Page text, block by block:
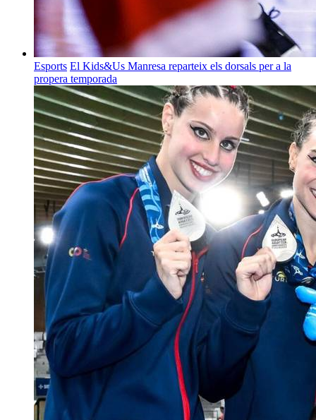
Esports El Kids&Us Manresa reparteix els dorsals per a la
propera temporada